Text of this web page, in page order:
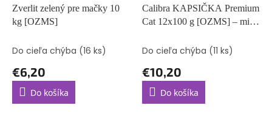
Zverlit zelený pre mačky 10
kg [OZMS]
Do cieľa chýba (16 ks)
€6,20
Do košíka
Calibra KAPSIČKA Premium
Cat 12x100 g [OZMS] – mix
Do cieľa chýba (11 ks)
€10,20
Do košíka